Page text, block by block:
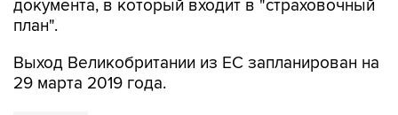
документа, в который входит в "страховочный
план".
Выход Великобритании из ЕС запланирован на
29 марта 2019 года.